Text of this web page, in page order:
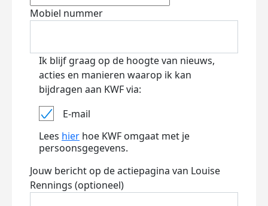
Mobiel nummer
Ik blijf graag op de hoogte van nieuws,
acties en manieren waarop ik kan
bijdragen aan KWF via:
E-mail
Lees hier hoe KWF omgaat met je
persoonsgegevens.
Jouw bericht op de actiepagina van Louise
Rennings (optioneel)